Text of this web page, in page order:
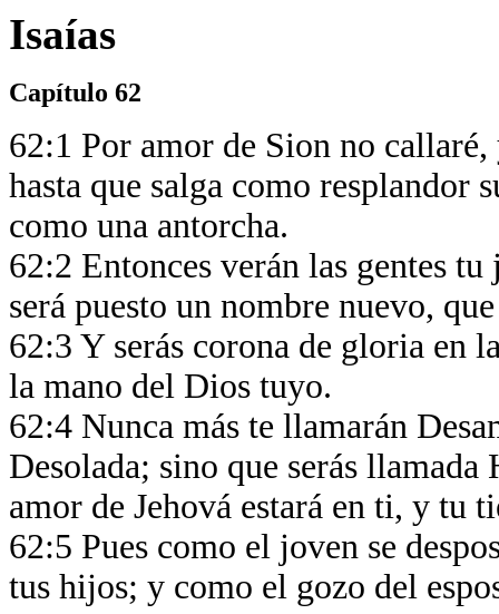
Isaías
Capítulo 62
62:1 Por amor de Sion no callaré,
hasta que salga como resplandor
como una antorcha.
62:2 Entonces verán las gentes
será puesto un nombre nuevo,
62:3 Y serás corona de gloria en
la mano del Dios tuyo.
62:4 Nunca más te llamarán
Desolada; sino que serás
amor de Jehová estará en ti, y tu
62:5 Pues como el joven se
tus hijos; y como el gozo del